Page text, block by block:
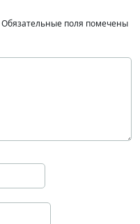
Обязательные поля помечены